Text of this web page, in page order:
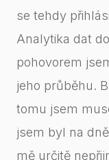
se tehdy
Analytika dat
pohovorem
jeho průběhu.
tomu jsem
jsem byl na
mě určitě